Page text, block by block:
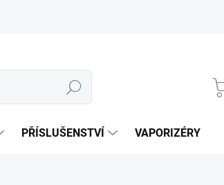
Hledat
PŘÍSLUŠENSTVÍ VAPORIZÉRY